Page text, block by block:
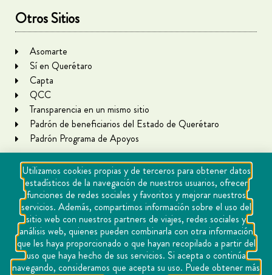
Otros Sitios
Asomarte
Sí en Querétaro
Capta
QCC
Transparencia en un mismo sitio
Padrón de beneficiarios del Estado de Querétaro
Padrón Programa de Apoyos
Copyright Querétaro Travel 2021 | v 1.1
Utilizamos cookies propias y de terceros para obtener datos
estadísticos de la navegación de nuestros usuarios, ofrecer
funciones de redes sociales y favoritos y mejorar nuestros
servicios. Además, compartimos información sobre el uso del
sitio web con nuestros partners de viajes, redes sociales y
análisis web, quienes pueden combinarla con otra información
que les haya proporcionado o que hayan recopilado a partir del
uso que haya hecho de sus servicios. Si acepta o continúa
navegando, consideramos que acepta su uso. Puede obtener más